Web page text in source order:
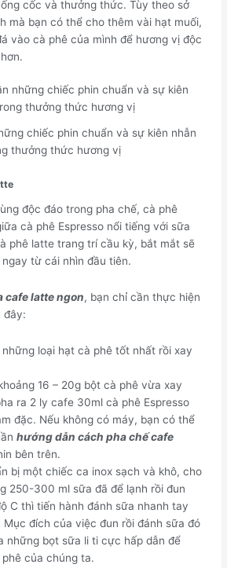
cốc và thưởng thức. Tùy theo sở
mà bạn có thể cho thêm vài hạt muối,
vào cà phê của mình để hương vị độc
chiếc phin chuẩn và sự kiên nhẫn
thưởng thức hương vị
độc đáo trong pha chế, cà phê
cà phê Espresso nổi tiếng với sữa
phê latte trang trí cầu kỳ, bắt mắt sẽ
từ cái nhìn đầu tiên.
cafe latte ngon, bạn chỉ cần thực hiện
đây:
những loại hạt cà phê tốt nhất rồi xay
16 – 20g bột cà phê vừa xay
ra 2 ly cafe 30ml cà phê Espresso
đặc. Nếu không có máy, bạn có thể
hướng dẫn cách pha chế cafe
bên trên.
bị một chiếc ca inox sạch và khô, cho
250-300 ml sữa đã để lạnh rồi đun
C thì tiến hành đánh sữa nhanh tay
Mục đích của việc đun rồi đánh sữa đó
những bọt sữa li ti cực hấp dẫn để
của chúng ta.